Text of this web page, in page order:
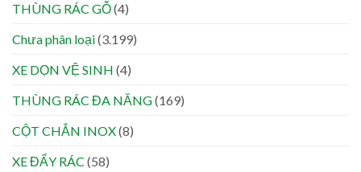
THÙNG RÁC GỖ(4)
Chưa phân loại(3.199)
XE DỌN VỆ SINH (4)
THÙNG RÁC ĐA NĂNG(169)
CỘT CHẮN INOX(8)
XE ĐẨY RÁC (58)